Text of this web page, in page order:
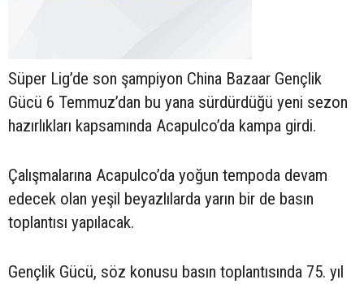
Süper Lig’de son şampiyon China Bazaar Gençlik
Gücü 6 Temmuz’dan bu yana sürdürdüğü yeni sezon
hazırlıkları kapsamında Acapulco’da kampa girdi.
Çalışmalarına Acapulco’da yoğun tempoda devam
edecek olan yeşil beyazlılarda yarın bir de basın
toplantısı yapılacak.
Gençlik Gücü, söz konusu basın toplantısında 75. yıl